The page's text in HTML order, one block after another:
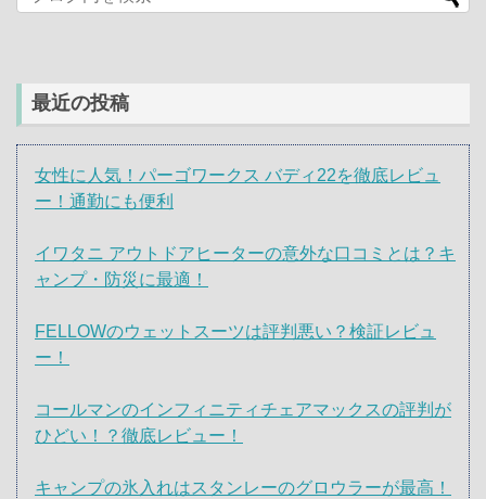
最近の投稿
女性に人気！パーゴワークス バディ22を徹底レビュ
ー！通勤にも便利
イワタニ アウトドアヒーターの意外な口コミとは？キ
ャンプ・防災に最適！
FELLOWのウェットスーツは評判悪い？検証レビュ
ー！
コールマンのインフィニティチェアマックスの評判が
ひどい！？徹底レビュー！
キャンプの氷入れはスタンレーのグロウラーが最高！